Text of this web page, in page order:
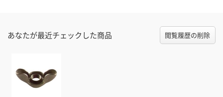
あなたが最近チェックした商品 閲覧履歴の削除